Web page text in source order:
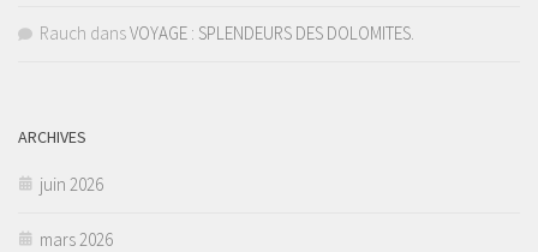
Rauch dansVOYAGE : SPLENDEURS DES DOLOMITES.
ARCHIVES
juin 2026
mars 2026